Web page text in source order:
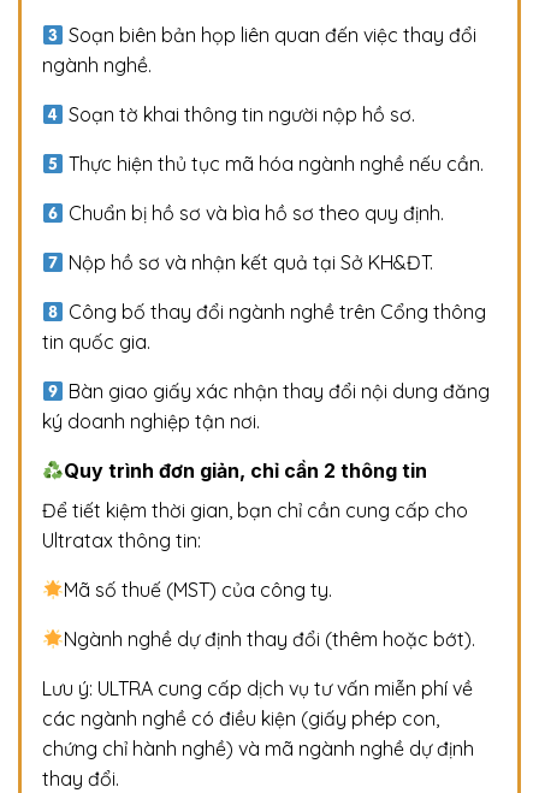
Soạn biên bản họp liên quan đến việc thay đổi
ngành nghề.
Soạn tờ khai thông tin người nộp hồ sơ.
Thực hiện thủ tục mã hóa ngành nghề nếu cần.
Chuẩn bị hồ sơ và bìa hồ sơ theo quy định.
Nộp hồ sơ và nhận kết quả tại Sở KH&ĐT.
Công bố thay đổi ngành nghề trên Cổng thông
tin quốc gia.
Bàn giao giấy xác nhận thay đổi nội dung đăng
ký doanh nghiệp tận nơi.
Quy trình đơn giản, chỉ cần 2 thông tin
Để tiết kiệm thời gian, bạn chỉ cần cung cấp cho
Ultratax thông tin:
Mã số thuế (MST) của công ty.
Ngành nghề dự định thay đổi (thêm hoặc bớt).
Lưu ý: ULTRA cung cấp dịch vụ tư vấn miễn phí về
các ngành nghề có điều kiện (giấy phép con,
chứng chỉ hành nghề) và mã ngành nghề dự định
thay đổi.